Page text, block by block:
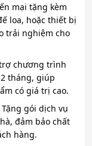
mại tặng kèm
loa, hoặc thiết bị
trải nghiệm cho
chương trình
tháng, giúp
có giá trị cao.
Tặng gói dịch vụ
đảm bảo chất
hàng.